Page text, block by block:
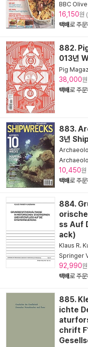
BBC Olive
16,150원
택배로 주문
882.
013년
Pig
38,000
택배로 주문
883.
3년
10,450
택배로 주문
884.
ss Auf
ack)
Klaus R.
Springer
92,990
택배로 주문
885.
ichte
chrift